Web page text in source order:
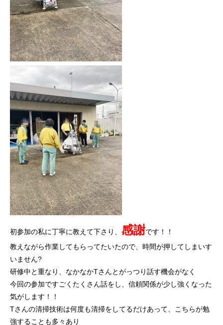
初参加の私に丁寧に教えて下さり、 感謝です！！
教えながら作業してもらってたいたので、時間が押してしまいす
いません?
研修中と重なり、なかなかTさんとがっつり話す機会がなく
今回の参加ですごくたくさん話をし、信頼関係が少し強くなった
気がします！！
Tさんの清掃技術は何度も清掃をしてるだけあって、こちらが勉
強することも多々あり